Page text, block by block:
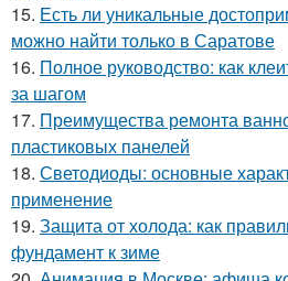
15. Есть ли уникальные
можно найти только в Саратове
16. Полное руководство: как
за шагом
17. Преимущества ремонта
пластиковых панелей
18. Светодиоды: основные
применение
19. Защита от холода: как
фундамент к зиме